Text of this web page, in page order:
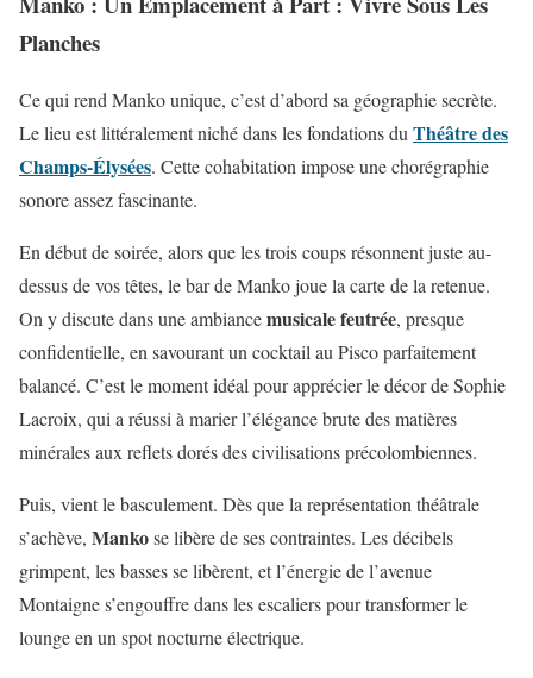
Planches
Ce qui rend Manko unique, c’est d’abord sa géographie secrète.
Le lieu est littéralement niché dans les fondations duThéâtre des
Champs-Élysées. Cette cohabitation impose une chorégraphie
sonore assez fascinante.
En début de soirée, alors que les trois coups résonnent juste au-
dessus de vos têtes, le bar de Manko joue la carte de la retenue.
On y discute dans une ambiancemusicale feutrée, presque
confidentielle, en savourant un cocktail au Pisco parfaitement
balancé. C’est le moment idéal pour apprécier le décor de Sophie
Lacroix, qui a réussi à marier l’élégance brute des matières
minérales aux reflets dorés des civilisations précolombiennes.
Puis, vient le basculement. Dès que la représentation théâtrale
s’achève, Mankose libère de ses contraintes. Les décibels
grimpent, les basses se libèrent, et l’énergie de l’avenue
Montaigne s’engouffre dans les escaliers pour transformer le
lounge en un spot nocturne électrique.